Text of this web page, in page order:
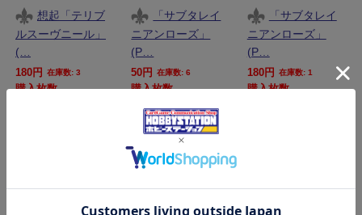
想起「テリブ
ルスーヴニール」
(…
180円 在庫数: 3
購入枚数
「サブタレイ
ニアンローズ」
(P…
50円 在庫数: 6
購入枚数
カート
「サブタレイ
ニアンローズ」
(P…
180円 在庫数: 1
購入枚数